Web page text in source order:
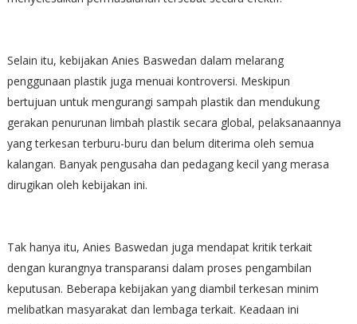
Selain itu, kebijakan Anies Baswedan dalam melarang
penggunaan plastik juga menuai kontroversi. Meskipun
bertujuan untuk mengurangi sampah plastik dan mendukung
gerakan penurunan limbah plastik secara global, pelaksanaannya
yang terkesan terburu-buru dan belum diterima oleh semua
kalangan. Banyak pengusaha dan pedagang kecil yang merasa
dirugikan oleh kebijakan ini.
Tak hanya itu, Anies Baswedan juga mendapat kritik terkait
dengan kurangnya transparansi dalam proses pengambilan
keputusan. Beberapa kebijakan yang diambil terkesan minim
melibatkan masyarakat dan lembaga terkait. Keadaan ini